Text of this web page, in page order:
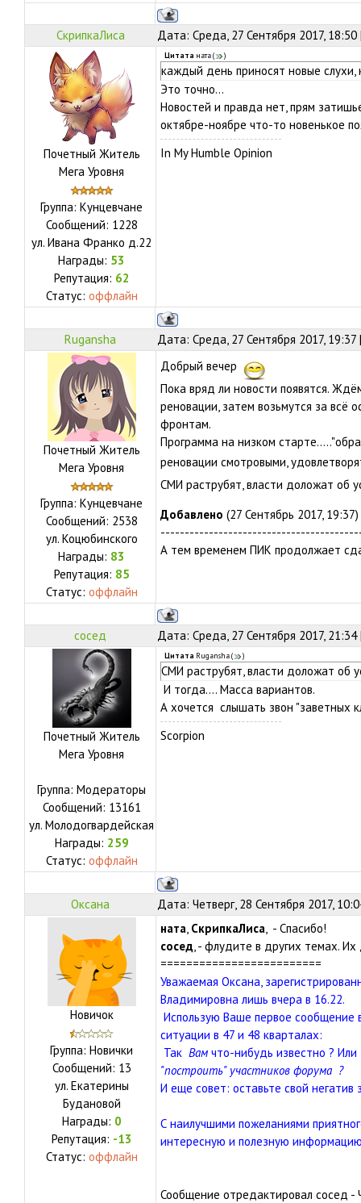
СкрипкаЛиса Дата: Среда, 27 Сентября 2017,
Почетный Житель
Мега Уровня
Группа: Кунцевчане
Сообщений: 1228
ул. Ивана Франко д.22
Награды: 53
Репутация: 62
Статус: оффлайн
Цитата ната( )
каждый день приносят новые
Это точно...
Новостей и правда нет, прям
октябре-ноябре что-то новенькое
In My Humble Opinion
Rugansha Дата: Среда, 27 Сентября 2017,
Почетный Житель
Мега Уровня
Группа: Кунцевчане
Сообщений: 2538
ул. Коцюбинского
Награды: 83
Репутация: 85
Статус: оффлайн
Добрый вечер
Пока вряд ли новости появятся.
реновации, затем возьмутся за всё
фронтам.
Программа на низком
реновации смотровыми,
СМИ раструбят, власти доложат об
Добавлено (27 Сентябрь 2017, 19:37)
А тем временем ПИК продолжает
сосед Дата: Среда, 27 Сентября 2017,
Почетный Житель
Мега Уровня
Группа: Модераторы
Сообщений: 13161
ул. Молодогвардейская
Награды: 259
Статус: оффлайн
Цитата Rugansha( )
СМИ раструбят, власти доложат об
И тогда.... Масса вариантов.
А хочется слышать звон "заветных
Scorpion
Оксана Дата: Четверг, 28 Сентября 2017,
Новичок
Группа: Новички
Сообщений: 13
ул. Екатерины
Будановой
Награды: 0
Репутация: -13
Статус: оффлайн
ната, СкрипкаЛиса, - Спасибо!
сосед, - флудите в других темах.
=========================
Уважаемая Оксана,
Владимировна лишь вчера в 16.22.
Использую Ваше первое сообщение
ситуации в 47 и 48 кварталах:
Так Вам что-нибудь известно ?
"построить" участников форума ?
И еще совет: оставьте свой
С наилучшими пожеланиями
интересную и полезную
Сообщение отредактировал сосед -